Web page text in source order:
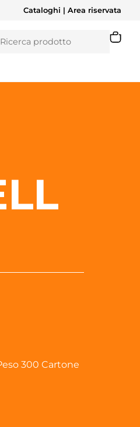
Cataloghi | Area riservata
300 Cartone